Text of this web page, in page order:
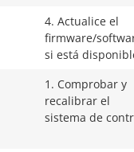
4. Actualice el
firmware/
si está
1. Comprobar y
recalibrar el
sistema de